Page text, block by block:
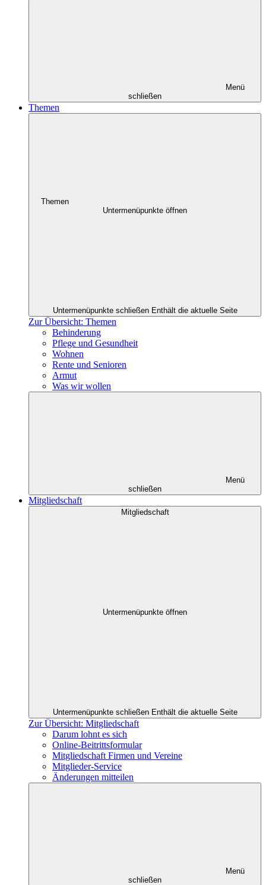
Menü
schließen
Themen
Themen
Untermenüpunkte öffnen
Untermenüpunkte schließen Enthält die aktuelle Seite
Zur Übersicht: Themen
Behinderung
Pflege und Gesundheit
Wohnen
Rente und Senioren
Armut
Was wir wollen
Menü
schließen
Mitgliedschaft
Mitgliedschaft
Untermenüpunkte öffnen
Untermenüpunkte schließen Enthält die aktuelle Seite
Zur Übersicht: Mitgliedschaft
Darum lohnt es sich
Online-Beitrittsformular
Mitgliedschaft Firmen und Vereine
Mitglieder-Service
Änderungen mitteilen
Menü
schließen